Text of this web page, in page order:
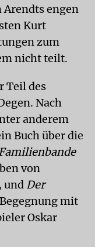
Arendts engen
Kurt
zum
nicht teilt.
Teil des
Nach
anderem
Buch über die
Familienbande
von
und Der
mit
Oskar